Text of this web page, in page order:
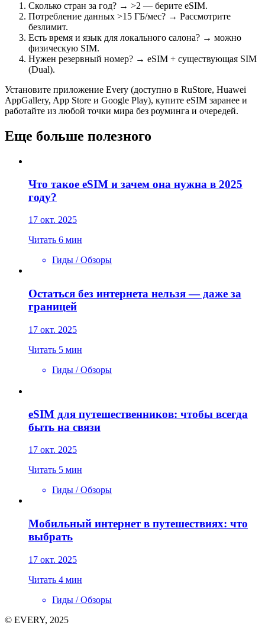
Сколько стран за год? → >2 — берите eSIM.
Потребление данных >15 ГБ/мес? → Рассмотрите
безлимит.
Есть время и язык для локального салона? → можно
физическую SIM.
Нужен резервный номер? → eSIM + существующая SIM
(Dual).
Установите приложение Every (доступно в RuStore, Huawei
AppGallery, App Store и Google Play), купите eSIM заранее и
работайте из любой точки мира без роуминга и очередей.
Еще больше полезного
Что такое eSIM и зачем она нужна в 2025
году?
17 окт. 2025
Читать 6 мин
Гиды / Обзоры
Остаться без интернета нельзя — даже за
границей
17 окт. 2025
Читать 5 мин
Гиды / Обзоры
eSIM для путешественников: чтобы всегда
быть на связи
17 окт. 2025
Читать 5 мин
Гиды / Обзоры
Мобильный интернет в путешествиях: что
выбрать
17 окт. 2025
Читать 4 мин
Гиды / Обзоры
© EVERY, 2025